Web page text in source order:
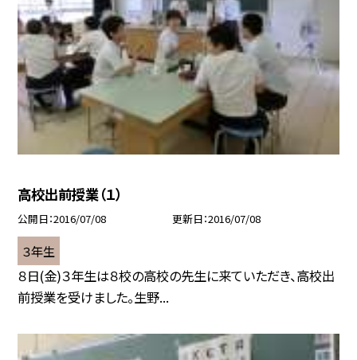
高校出前授業（１）
公開日 2016/07/08 更新日 2016/07/08
３年生
８日(金)３年生は８校の高校の先生に来ていただき、高校出
前授業を受けました。生野...